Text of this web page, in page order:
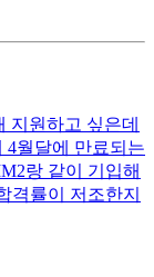
지원하고 싶은데
4월달에 만료되는
랑 같이 기입해
격률이 저조한지